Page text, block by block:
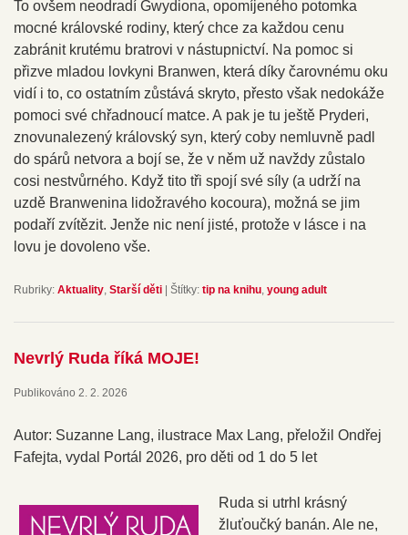
To ovšem neodradí Gwydiona, opomíjeného potomka
mocné královské rodiny, který chce za každou cenu
zabránit krutému bratrovi v nástupnictví. Na pomoc si
přizve mladou lovkyni Branwen, která díky čarovnému oku
vidí i to, co ostatním zůstává skryto, přesto však nedokáže
pomoci své chřadnoucí matce. A pak je tu ještě Pryderi,
znovunalezený královský syn, který coby nemluvně padl
do spárů netvora a bojí se, že v něm už navždy zůstalo
cosi nestvůrného. Když tito tři spojí své síly (a udrží na
uzdě Branwenina lidožravého kocoura), možná se jim
podaří zvítězit. Jenže nic není jisté, protože v lásce i na
lovu je dovoleno vše.
Rubriky: Aktuality Starší děti | Štítky: tip na knihu young adult
Nevrlý Ruda říká MOJE!
Publikováno 2. 2. 2026
Autor: Suzanne Lang, ilustrace Max Lang, přeložil Ondřej
Fafejta, vydal Portál 2026, pro děti od 1 do 5 let
Ruda si utrhl krásný
žluťoučký banán. Ale ne,